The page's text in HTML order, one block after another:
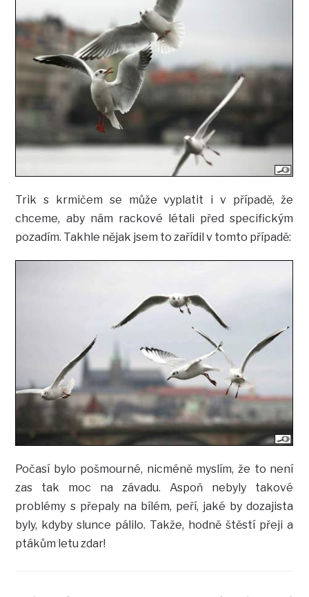
Trik s krmičem se může vyplatit i v případě, že
chceme, aby nám rackové létali před specifickým
pozadím. Takhle nějak jsem to zařídil v tomto případě:
Počasí bylo pošmourné, nicméně myslím, že to není
zas tak moc na závadu. Aspoň nebyly takové
problémy s přepaly na bílém, peří, jaké by dozajista
byly, kdyby slunce pálilo. Takže, hodně štěstí přeji a
ptákům letu zdar!